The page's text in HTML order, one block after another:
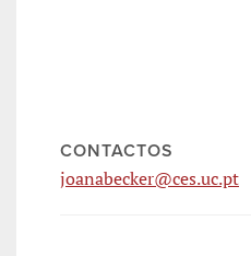
CONTACTOS
joanabecker@ces.uc.pt